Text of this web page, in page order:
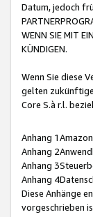
Datum, jedoch
WENN SIE MIT
KÜNDIGEN.
Wenn Sie diese
gelten zukünftige
Core S.à r.l.
Anhang
Anhang
Anhang
Anhang
Diese Anhänge
vorgeschrieben